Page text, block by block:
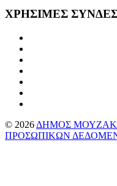
ΧΡΗΣΙΜΕΣ
© 2026 ΔΗΜΟΣ
ΠΡΟΣΩΠΙΚΩΝ